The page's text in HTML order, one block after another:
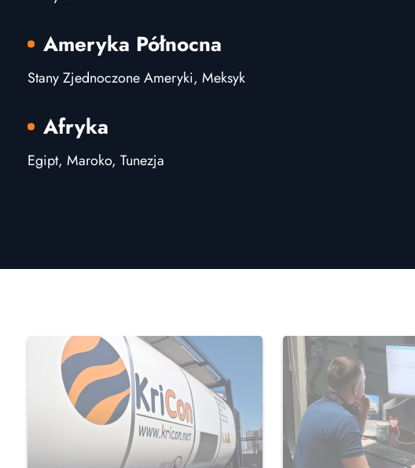
Ameryka Północna
Stany Zjednoczone Ameryki, Meksyk
Afryka
Egipt, Maroko, Tunezja